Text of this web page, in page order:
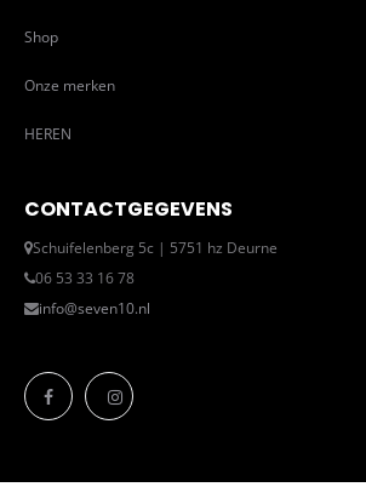
Shop
Onze merken
HEREN
CONTACTGEGEVENS
Schuifelenberg 5c | 5751 hz Deurne
06 53 33 16 78
info@seven10.nl